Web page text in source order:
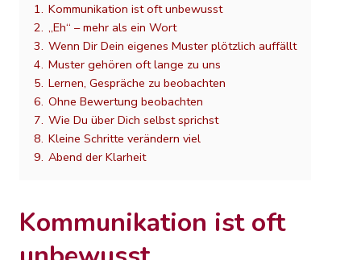
1. Kommunikation ist oft unbewusst
2. „Eh“ – mehr als ein Wort
3. Wenn Dir Dein eigenes Muster plötzlich auffällt
4. Muster gehören oft lange zu uns
5. Lernen, Gespräche zu beobachten
6. Ohne Bewertung beobachten
7. Wie Du über Dich selbst sprichst
8. Kleine Schritte verändern viel
9. Abend der Klarheit
Kommunikation ist oft